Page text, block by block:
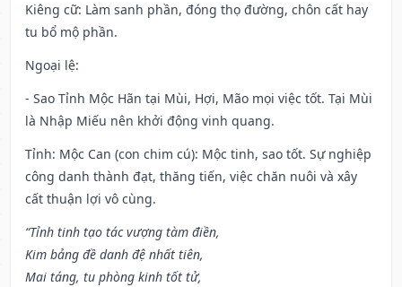
Kiêng cữ: Làm sanh phần, đóng thọ đường, chôn cất hay
tu bổ mộ phần.
Ngoại lệ:
- Sao Tỉnh Mộc Hãn tại Mùi, Hợi, Mão mọi việc tốt. Tại Mùi
là Nhập Miếu nên khởi động vinh quang.
Tỉnh: Mộc Can (con chim cú): Mộc tinh, sao tốt. Sự nghiệp
công danh thành đạt, thăng tiến, việc chăn nuôi và xây
cất thuận lợi vô cùng.
“Tỉnh tinh tạo tác vượng tàm điền,
Kim bảng đề danh đệ nhất tiên,
Mai táng, tu phòng kinh tốt tử,